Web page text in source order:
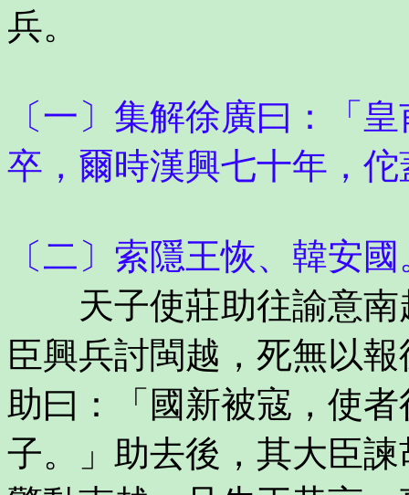
兵。
〔一〕集解徐廣曰：「
卒，爾時漢興七十年，
〔二〕索隱王恢、韓安國
天子使莊助往諭意南
臣興兵討閩越，死無以
助曰：「國新被寇，使
子。」助去後，其大臣